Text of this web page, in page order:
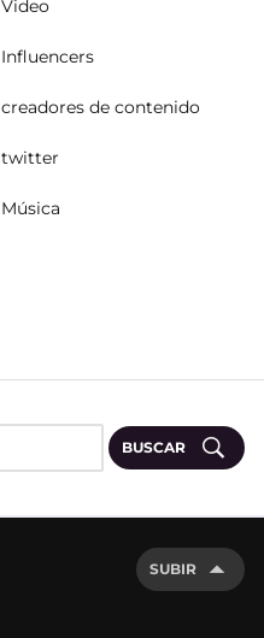
Video
Influencers
creadores de contenido
twitter
Música
BUSCAR
SUBIR